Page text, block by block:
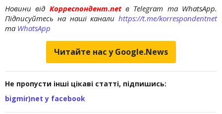
Новини від Корреспондент.netв Telegram та WhatsApp.
Підписуйтесь на наші канали https://t.me/korrespondentnet
та WhatsApp
Читайте нас у Google.News
Не пропусти інші цікаві статті, підпишись:
bigmir)net у facebook